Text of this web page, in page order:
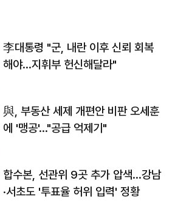
李대통령 "군, 내란 이후 신뢰 회복
해야…지휘부 헌신해달라"
與, 부동산 세제 개편안 비판 오세훈
에 '맹공'…"공급 억제기"
합수본, 선관위 9곳 추가 압색…강남
·서초도 '투표율 허위 입력' 정황